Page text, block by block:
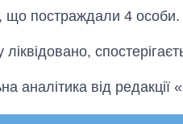
що постраждали 4 особи.
аналітика від